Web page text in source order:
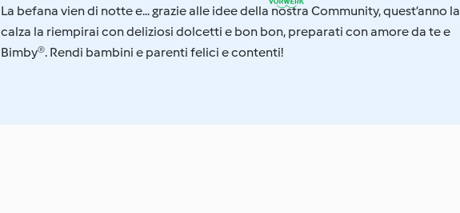
La befana vien di notte e... grazie alle idee della nostra Community, quest’anno la
calza la riempirai con deliziosi dolcetti e bon bon, preparati con amore da te e
Bimby®. Rendi bambini e parenti felici e contenti!